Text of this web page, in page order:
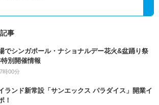
事
でシンガポール・ナショナルデー花火&盆踊り祭
別開催情報
時00分
ランド新常設「サンエックス パラダイス」開業イ
！